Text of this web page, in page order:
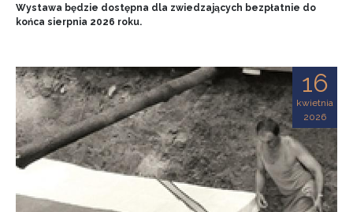
Wystawa będzie dostępna dla zwiedzających bezpłatnie do
końca sierpnia 2026 roku.
16
kwietnia
2026